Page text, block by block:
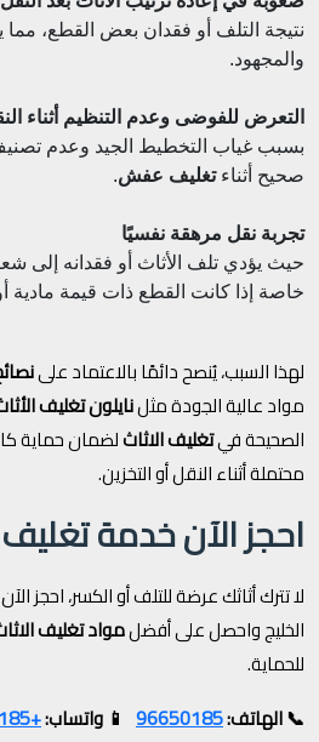
نتيجة التلف أو فقدان بعض القطع،
والمجهود.
التعرض للفوضى وعدم التنظيم أثناء
بسبب غياب التخطيط الجيد وعدم
صحيح أثناءتغليف عفش.
تجربة نقل مرهقة نفسيًا
حيث يؤدي تلف الأثاث أو فقدانه إلى
خاصة إذا كانت القطع ذات قيمة مادية
لهذا السبب، يُنصح دائمًا بالاعتماد على
مواد عالية الجودة مثلنايلون تغليف
الصحيحة فيتغليف الاثاثلضمان حماية
محتملة أثناء النقل أو التخزين.
احجز الآن خدمة تغليف
لا تترك أثاثك عرضة للتلف أو الكسر، احجز
الخليج واحصل على أفضلمواد تغليف
للحماية.
📞 الهاتف:96650185 📱 واتساب:+96596650185